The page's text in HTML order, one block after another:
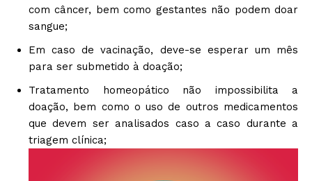
com câncer, bem como gestantes não podem doar
sangue;
Em caso de vacinação, deve-se esperar um mês
para ser submetido à doação;
Tratamento homeopático não impossibilita a
doação, bem como o uso de outros medicamentos
que devem ser analisados caso a caso durante a
triagem clínica;